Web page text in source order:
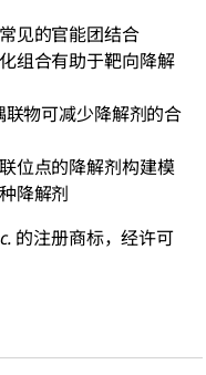
见的官能团结合
组合有助于靶向降解
联物可减少降解剂的合
位点的降解剂构建模
降解剂
的注册商标，经许可